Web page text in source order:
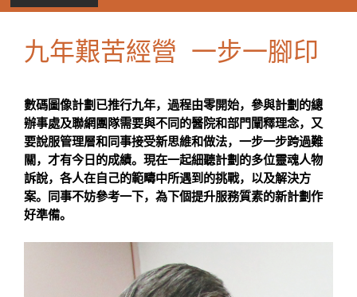
九年艱苦經營 一步一腳印
數碼圖像計劃已推行九年，過程由零開始，參與計劃的總
辦事處及聯網團隊需要與不同的醫院和部門闡釋理念，又
要說服管理層和同事接受新思維和做法，一步一步跨過難
關，才有今日的成績。現在一起細聽計劃的多位靈魂人物
訴說，各人在自己的範疇中所遇到的挑戰，以及解決方
案。同事不妨參考一下，為下個提升服務質素的新計劃作
好準備。